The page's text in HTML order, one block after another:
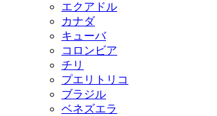
エクアドル
カナダ
キューバ
コロンビア
チリ
プエリトリコ
ブラジル
ベネズエラ